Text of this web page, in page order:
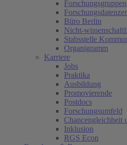
Forschungsgruppen
Büro Berlin
Nicht-
Stabsstelle
Organigramm
Karriere
Jobs
Praktika
Ausbildung
Promovierende
Postdocs
Forschungsumfeld
Chancengleichheit
Inklusion
RGS Econ